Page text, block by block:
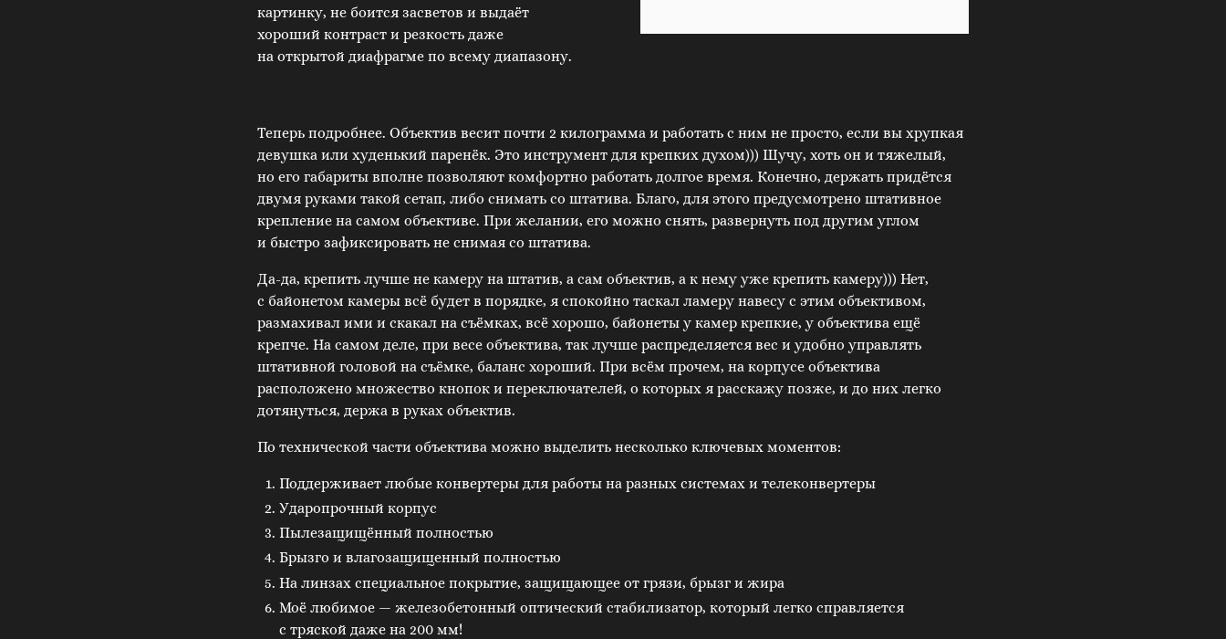
картинку, не боится засветов и выдаёт
хороший контраст и резкость даже
на открытой диафрагме по всему диапазону.
Теперь подробнее. Объектив весит почти 2 килограмма и работать с ним не просто, если вы хрупкая
девушка или худенький паренёк. Это инструмент для крепких духом))) Шучу, хоть он и тяжелый,
но его габариты вполне позволяют комфортно работать долгое время. Конечно, держать придётся
двумя руками такой сетап, либо снимать со штатива. Благо, для этого предусмотрено штативное
крепление на самом объективе. При желании, его можно снять, развернуть под другим углом
и быстро зафиксировать не снимая со штатива.
Да-да, крепить лучше не камеру на штатив, а сам объектив, а к нему уже крепить камеру))) Нет,
с байонетом камеры всё будет в порядке, я спокойно таскал ламеру навесу с этим объективом,
размахивал ими и скакал на съёмках, всё хорошо, байонеты у камер крепкие, у объектива ещё
крепче. На самом деле, при весе объектива, так лучше распределяется вес и удобно управлять
штативной головой на съёмке, баланс хороший. При всём прочем, на корпусе объектива
расположено множество кнопок и переключателей, о которых я расскажу позже, и до них легко
дотянуться, держа в руках объектив.
По технической части объектива можно выделить несколько ключевых моментов:
Поддерживает любые конвертеры для работы на разных системах и телеконвертеры
Ударопрочный корпус
Пылезащищённый полностью
Брызго и влагозащищенный полностью
На линзах специальное покрытие, защищающее от грязи, брызг и жира
Моё любимое — железобетонный оптический стабилизатор, который легко справляется
с тряской даже на 200 мм!